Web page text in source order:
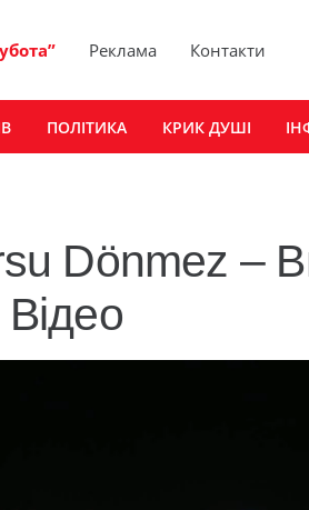
Реклама Контакти
ПОЛІТИКА КРИК ДУШІ
Dönmez –